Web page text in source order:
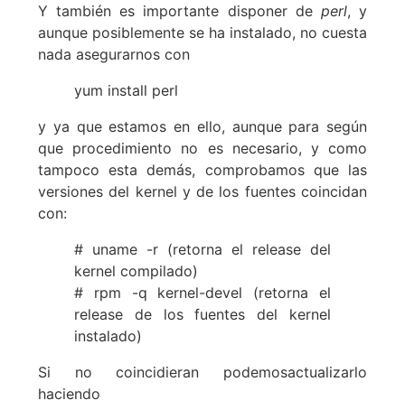
Y también es importante disponer de perl, y
aunque posiblemente se ha instalado, no cuesta
nada asegurarnos con
yum install perl
y ya que estamos en ello, aunque para según
que procedimiento no es necesario, y como
tampoco esta demás, comprobamos que las
versiones del kernel y de los fuentes coincidan
con:
# uname -r (retorna el release del
kernel compilado)
# rpm -q kernel-devel (retorna el
release de los fuentes del kernel
instalado)
Si no coincidieran podemosactualizarlo
haciendo